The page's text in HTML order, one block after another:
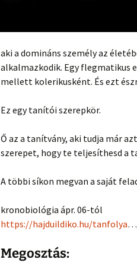
aki a domináns személy az
alkalmazkodik. Egy flegmatikus
mellett kolerikusként. És ezt
Ez egy tanítói szerepkör.
Ő az a tanítvány, aki tudja már
szerepet, hogy te teljesíthesd a
A többi síkon megvan a saját
kronobiológia ápr. 06-tól
https://hajduildiko.hu/tanfolya
Megosztás: